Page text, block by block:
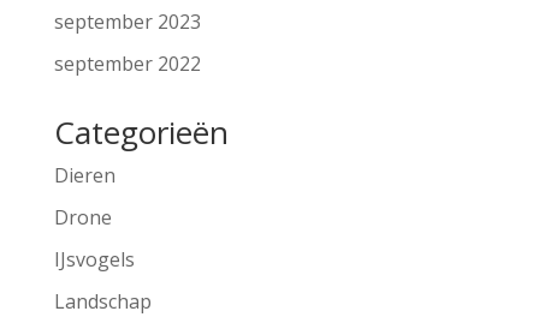
september 2023
september 2022
Categorieën
Dieren
Drone
IJsvogels
Landschap